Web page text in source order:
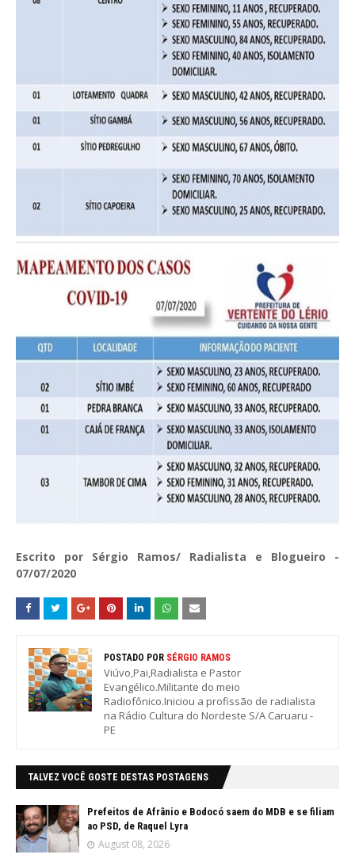
Escrito por Sérgio Ramos/ Radialista e Blogueiro -
07/07/2020
POSTADO POR SÉRGIO RAMOS
Viúvo,Pai,Radialista e Pastor
Evangélico.Militante do meio
Radiofônico.Iniciou a profissão de radialista
na Rádio Cultura do Nordeste S/A Caruaru -
PE
TALVEZ VOCÊ GOSTE DESTAS POSTAGENS
Prefeitos de Afrânio e Bodocó saem do MDB e se filiam
ao PSD, de Raquel Lyra
August 08, 2026